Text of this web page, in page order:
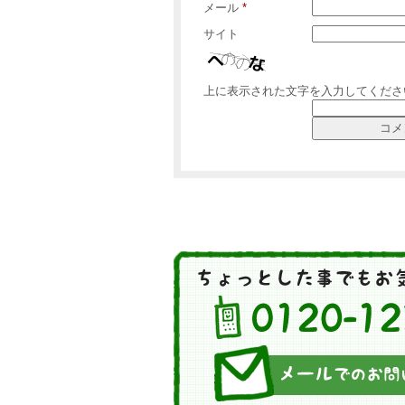
メール *
サイト
上に表示された文字を入力してくだ